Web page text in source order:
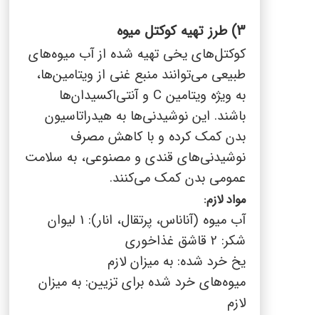
3) طرز تهیه کوکتل میوه
کوکتل‌های یخی تهیه شده از آب میوه‌های
طبیعی می‌توانند منبع غنی از ویتامین‌ها،
به ویژه ویتامین C و آنتی‌اکسیدان‌ها
باشند. این نوشیدنی‌ها به هیدراتاسیون
بدن کمک کرده و با کاهش مصرف
نوشیدنی‌های قندی و مصنوعی، به سلامت
عمومی بدن کمک می‌کنند.
مواد لازم:
آب میوه (آناناس، پرتقال، انار): 1 لیوان
شکر: 2 قاشق غذاخوری
یخ خرد شده: به میزان لازم
میوه‌های خرد شده برای تزیین: به میزان
لازم